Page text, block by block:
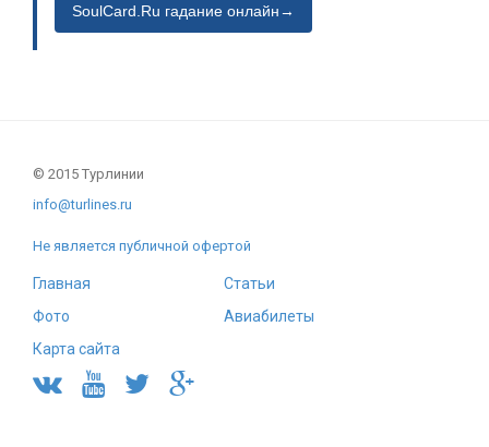
SoulCard.Ru гадание онлайн→
© 2015 Турлинии
info@turlines.ru
Не является публичной офертой
Главная
Статьи
Фото
Авиабилеты
Карта сайта